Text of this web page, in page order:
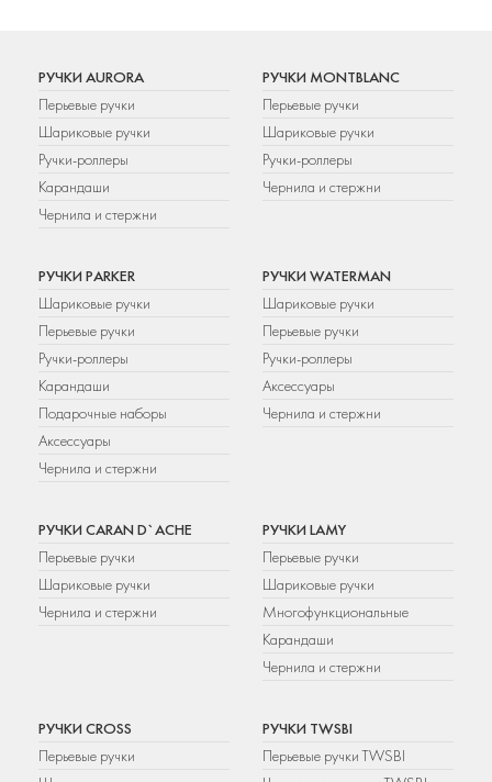
РУЧКИ AURORA
Перьевые ручки
Шариковые ручки
Ручки-роллеры
Карандаши
Чернила и стержни
РУЧКИ MONTBLANC
Перьевые ручки
Шариковые ручки
Ручки-роллеры
Чернила и стержни
РУЧКИ PARKER
Шариковые ручки
Перьевые ручки
Ручки-роллеры
Карандаши
Подарочные наборы
Аксессуары
Чернила и стержни
РУЧКИ WATERMAN
Шариковые ручки
Перьевые ручки
Ручки-роллеры
Аксессуары
Чернила и стержни
РУЧКИ CARAN D`ACHE
Перьевые ручки
Шариковые ручки
Чернила и стержни
РУЧКИ LAMY
Перьевые ручки
Шариковые ручки
Многофункциональные
Карандаши
Чернила и стержни
РУЧКИ CROSS
Перьевые ручки
РУЧКИ TWSBI
Перьевые ручки TWSBI